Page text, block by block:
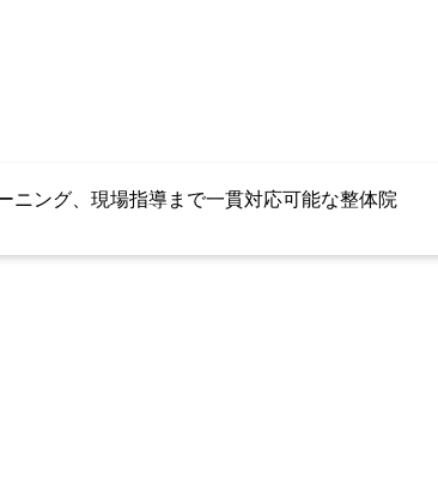
ニング、現場指導まで一貫対応可能な整体院